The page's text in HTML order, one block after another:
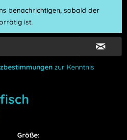
benachrichtigen, sobald der
ist.
zur Kenntnis
Größe: